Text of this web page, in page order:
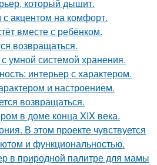
который дышит.
акцентом на комфорт.
вместе с ребёнком.
возвращаться.
умной системой хранения.
интерьер с характером.
и настроением.
возвращаться.
в доме конца XIX века.
В этом проекте чувствуется
и функциональностью.
в природной палитре для мамы